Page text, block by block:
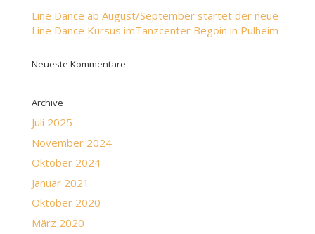
Line Dance ab August/September startet der neue
Line Dance Kursus imTanzcenter Begoin in Pulheim
Neueste Kommentare
Archive
Juli 2025
November 2024
Oktober 2024
Januar 2021
Oktober 2020
März 2020